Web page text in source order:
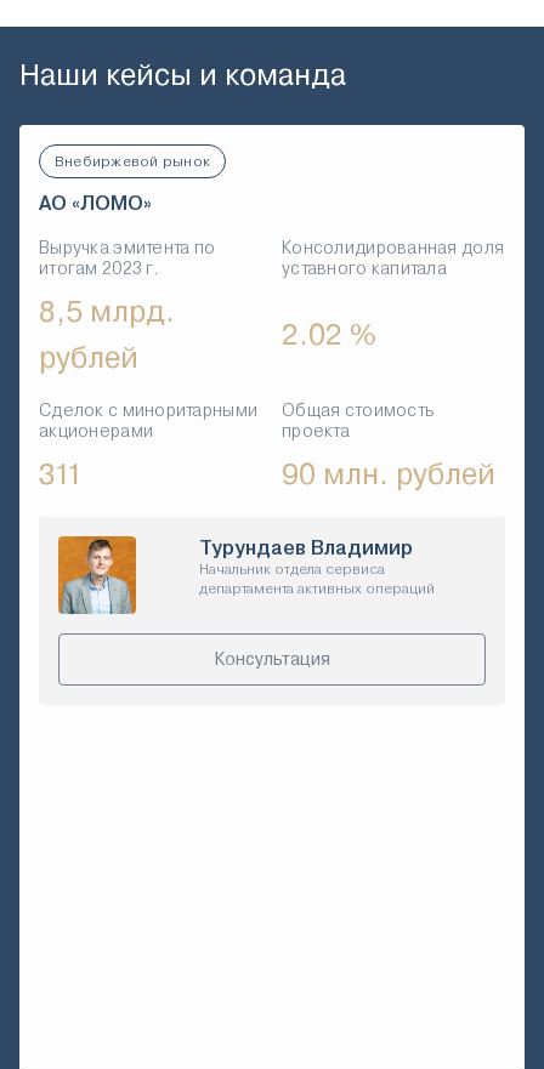
Наши кейсы и команда
Внебиржевой рынок
АО «ЛОМО»
Выручка эмитента по
итогам 2023 г.
8,5 млрд.
рублей
Консолидированная доля
уставного капитала
2.02 %
Сделок с миноритарными
акционерами
311
Общая стоимость
проекта
90 млн. рублей
Турундаев Владимир
Начальник отдела сервиса
департамента активных операций
Консультация